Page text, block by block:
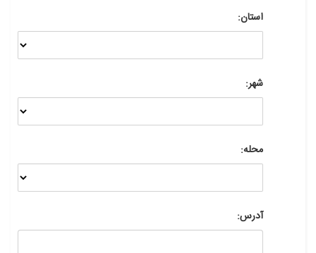
استان:
شهر:
محله:
آدرس: